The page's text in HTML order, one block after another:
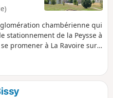
chambérienne qui
stationnement de la Peysse à
promener à La Ravoire sur
bas. Parfait pour une
:!: 21/02/2025 :
(7) .